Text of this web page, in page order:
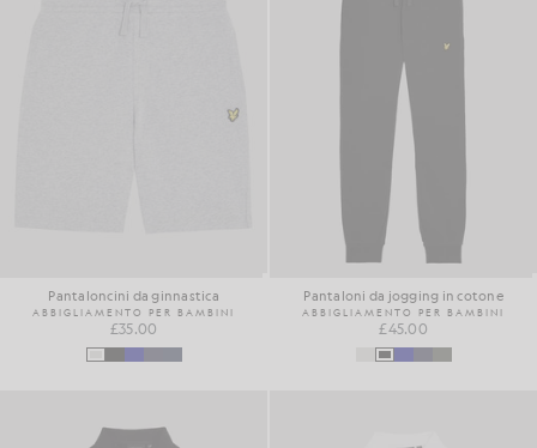
Pantaloncini da ginnastica
ABBIGLIAMENTO PER BAMBINI
£35.00
Pantaloni da jogging in cotone
ABBIGLIAMENTO PER BAMBINI
£45.00